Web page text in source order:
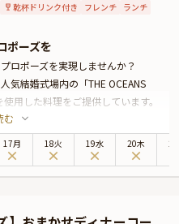
乾杯ドリンク付き フレンチ ランチ
ポーズを
ロポーズを実現しませんか？
気結婚式場内の「THE OCEANS
用した料理をご提供しています。
理、肉料理を含む豪華７品フルコー
にしていただくために乾杯ドリンク
む
17月 18火 19水 20木